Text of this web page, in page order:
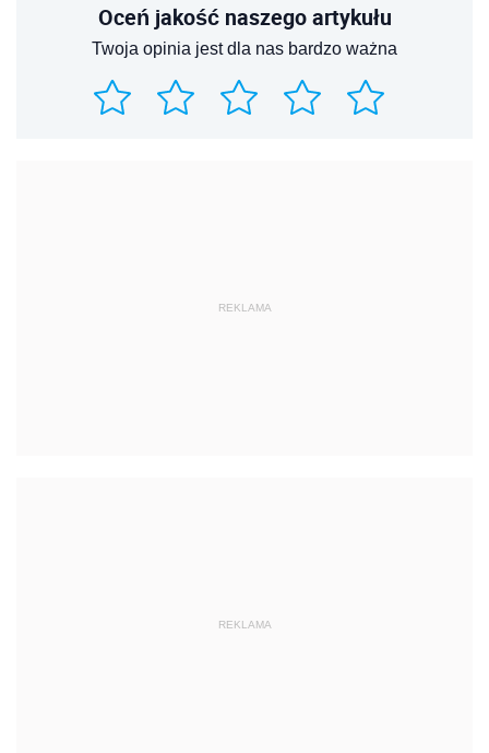
Oceń jakość naszego artykułu
Twoja opinia jest dla nas bardzo ważna
REKLAMA
REKLAMA